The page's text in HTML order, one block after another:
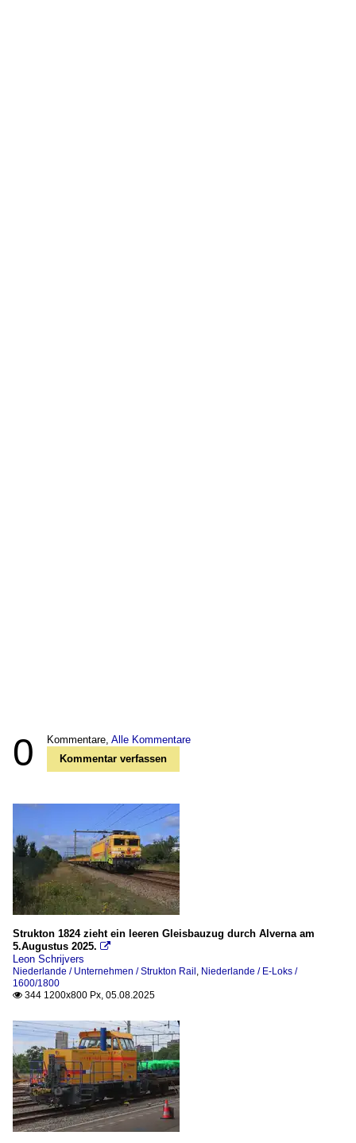
0 Kommentare, Alle Kommentare
Kommentar verfassen
Strukton 1824 zieht ein leeren Gleisbauzug durch Alverna am
5.Augustus 2025. 
Leon Schrijvers
Niederlande / Unternehmen / Strukton Rail Niederlande / E-Loks /
1600/1800
 344 1200x800 Px, 05.08.2025